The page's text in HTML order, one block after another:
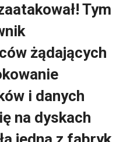
Tym
żądających
i danych
na dyskach